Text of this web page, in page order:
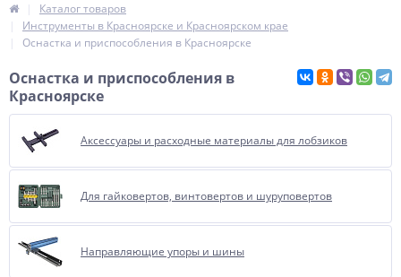
Каталог товаров
Инструменты в Красноярске и Красноярском крае
Оснастка и приспособления в Красноярске
Оснастка и приспособления в
Красноярске
Аксессуары и расходные материалы для лобзиков
Для гайковертов, винтовертов и шуруповертов
Направляющие упоры и шины